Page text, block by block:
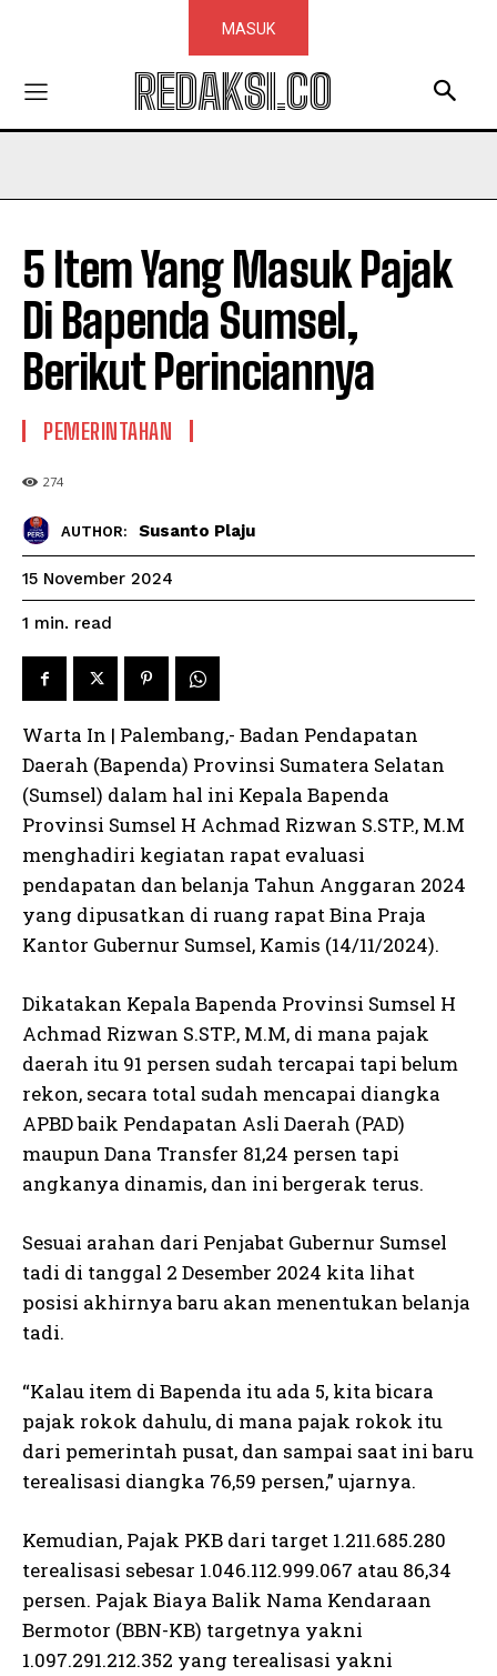
MASUK
REDAKSI.CO
5 Item Yang Masuk Pajak
Di Bapenda Sumsel,
Berikut Perinciannya
PEMERINTAHAN
274
AUTHOR: Susanto Plaju
15 November 2024
1 min. read
Warta In | Palembang,- Badan Pendapatan
Daerah (Bapenda) Provinsi Sumatera Selatan
(Sumsel) dalam hal ini Kepala Bapenda
Provinsi Sumsel H Achmad Rizwan S.STP., M.M
menghadiri kegiatan rapat evaluasi
pendapatan dan belanja Tahun Anggaran 2024
yang dipusatkan di ruang rapat Bina Praja
Kantor Gubernur Sumsel, Kamis (14/11/2024).
Dikatakan Kepala Bapenda Provinsi Sumsel H
Achmad Rizwan S.STP., M.M, di mana pajak
daerah itu 91 persen sudah tercapai tapi belum
rekon, secara total sudah mencapai diangka
APBD baik Pendapatan Asli Daerah (PAD)
maupun Dana Transfer 81,24 persen tapi
angkanya dinamis, dan ini bergerak terus.
Sesuai arahan dari Penjabat Gubernur Sumsel
tadi di tanggal 2 Desember 2024 kita lihat
posisi akhirnya baru akan menentukan belanja
tadi.
“Kalau item di Bapenda itu ada 5, kita bicara
pajak rokok dahulu, di mana pajak rokok itu
dari pemerintah pusat, dan sampai saat ini baru
terealisasi diangka 76,59 persen,” ujarnya.
Kemudian, Pajak PKB dari target 1.211.685.280
terealisasi sebesar 1.046.112.999.067 atau 86,34
persen. Pajak Biaya Balik Nama Kendaraan
Bermotor (BBN-KB) targetnya yakni
1.097.291.212.352 yang terealisasi yakni